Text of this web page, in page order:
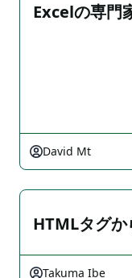
Excelの専門
David Mt
HTMLタグ
Takuma Ibe